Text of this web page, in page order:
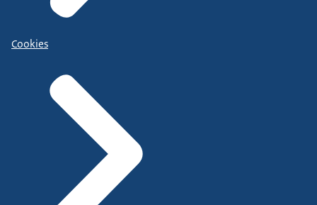
Cookies